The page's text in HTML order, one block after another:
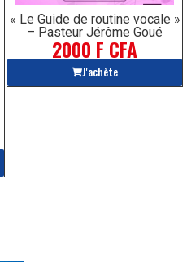
« Le Guide de routine vocale »
– Pasteur Jérôme Goué
2000 F CFA
J'achète